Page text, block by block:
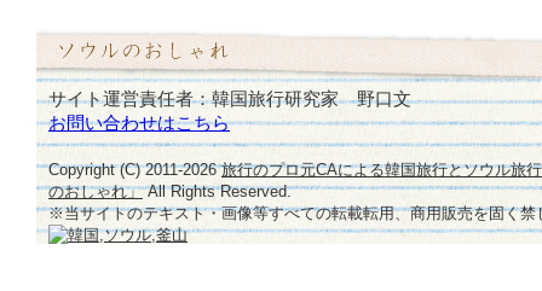
は
サイト運営責任者：韓国旅行研究家 野口文
お問い合わせはこちら
Copyright (C) 2011-2026旅行のプロ元CAによる韓国旅行とソウル旅
のおしゃれ」All Rights Reserved.
※当サイトのテキスト・画像等すべての転載転用、商用販売を固く禁